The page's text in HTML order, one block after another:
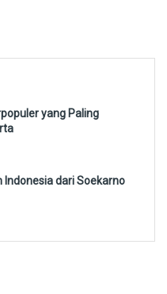
yang Paling
Indonesia dari Soekarno